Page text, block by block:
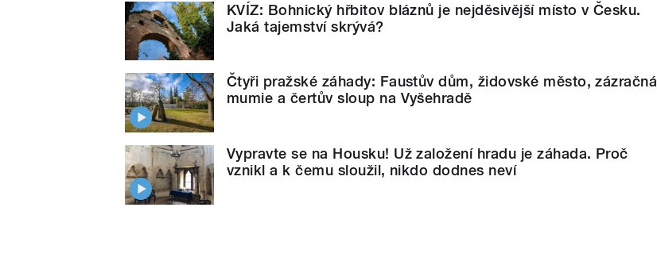
KVÍZ: Bohnický hřbitov bláznů je nejděsivější místo v Česku.
Jaká tajemství skrývá?
Čtyři pražské záhady: Faustův dům, židovské město, zázračná
mumie a čertův sloup na Vyšehradě
Vypravte se na Housku! Už založení hradu je záhada. Proč
vznikl a k čemu sloužil, nikdo dodnes neví